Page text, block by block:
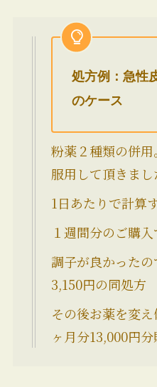
処方例：急性
のケース
粉薬２種類の併
服用して頂きまし
1日あたりで計算
１週間分のご購
調子が良かった
3,150円の同処方
その後お薬を変え
ヶ月分13,000円分